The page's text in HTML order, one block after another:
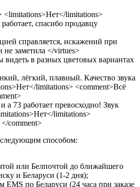
<limitations>Нет</limitations>
спасибо продавцу
справляется, искажений при
заметила </virtues>
видеть в разных цветовых вариантах
лёгкий, плавный. Качество звука
limitations> <comment>Всё
а 73 работает превосходно! Звук
limitations>
comment>
способом:
или Белпочтой до ближайшего
и Беларуси (1-2 дня);
EMS по Беларуси (24 часа при заказе